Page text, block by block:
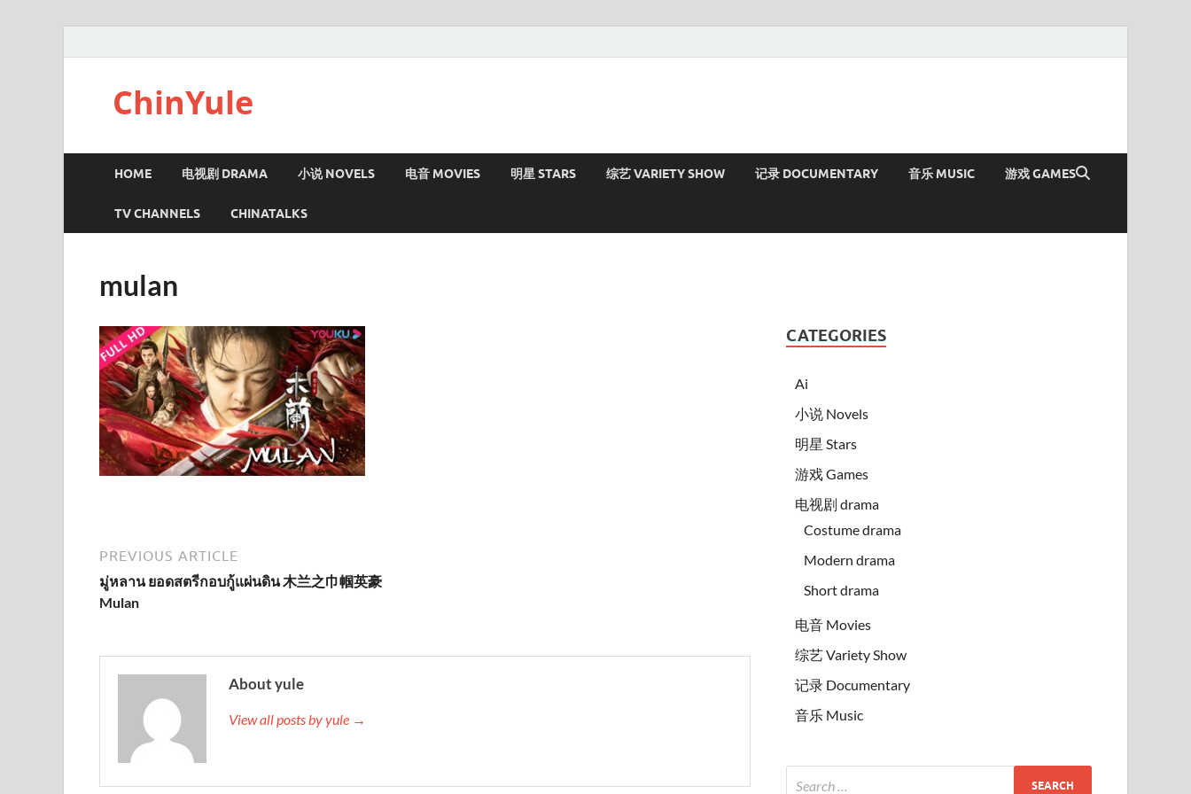
ChinYule
HOME 电视剧 DRAMA 小说 NOVELS 电音 MOVIES 明星 STARS 综艺 VARIETY SHOW 记录 DOCUMENTARY 音乐 MUSIC 游戏 GAMES
TV CHANNELS CHINATALKS
mulan
PREVIOUS ARTICLE
มู่หลาน ยอดสตรีกอบกู้แผ่นดิน 木兰之巾帼英豪
Mulan
About yule
View all posts by yule →
CATEGORIES
Ai
小说 Novels
明星 Stars
游戏 Games
电视剧 drama
Costume drama
Modern drama
Short drama
电音 Movies
综艺 Variety Show
记录 Documentary
音乐 Music